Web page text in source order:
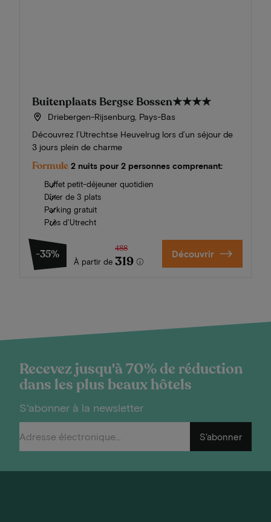
Buitenplaats Bergse Bossen★★★★
Driebergen-Rijsenburg, Pays-Bas
Découvrez l’Utrechtse Heuvelrug lors d’un séjour de
3 jours plein de charme
Formule 2 nuits pour 2 personnes comprenant:
Buffet petit-déjeuner quotidien
Dîner de 3 plats
Parking gratuit
Près d'Utrecht
-35%
À partir de
488
319 Découvrir
Recevez jusqu'à 70% de réduction
dans les plus beaux hôtels
S'abonner à la newsletter
S'abonner